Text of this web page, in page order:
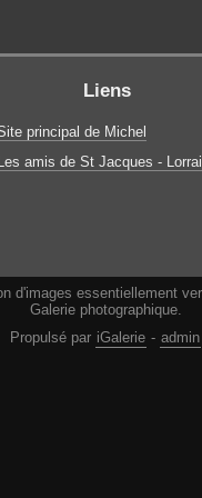
Liens
principal de Michel
Les amis de St Jacques -
d'images essentiellement
Galerie photographique.
Propulsé par iGalerie - admin